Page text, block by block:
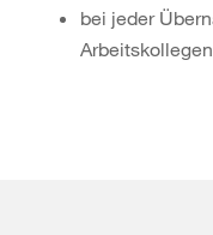
bei jeder